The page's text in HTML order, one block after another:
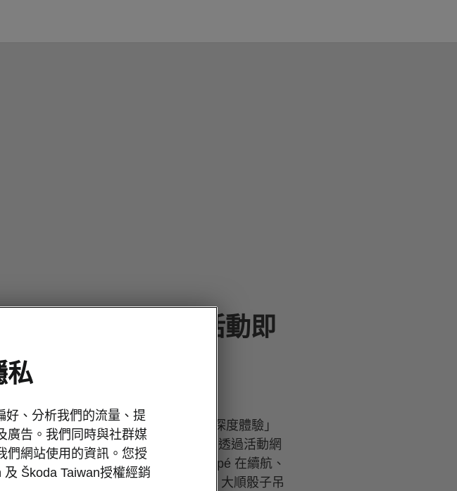
電魅力深度試駕活動即
推出 「Enyaq Coupé 純電續航魅力深度體驗」
日，凡對電動車有興趣的消費者皆可透過活動網
遊的免費試駕，親身感受 Enyaq Coupé 在續航、
試駕即可獲得 Škoda 精心準備的「66 大順骰子吊
私
好、分析我們的流量、提
廣告。我們同時與社群媒
們網站使用的資訊。您授
Škoda Taiwan授權經銷